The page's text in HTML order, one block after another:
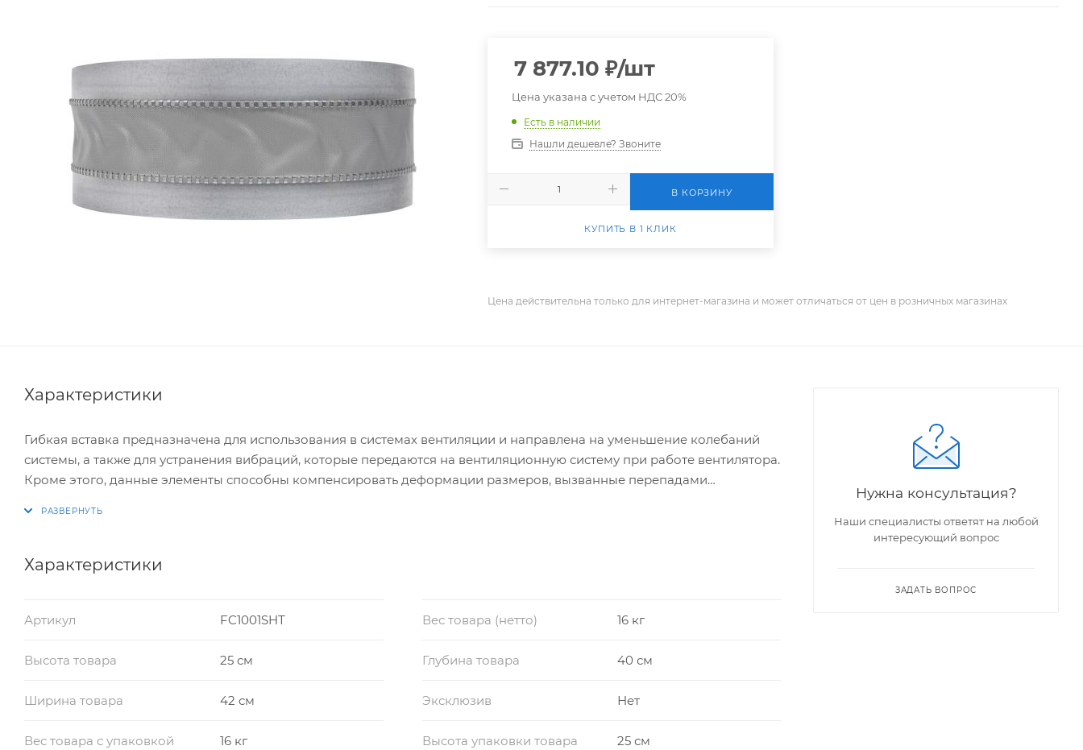
7 877.10 ₽/шт
Цена указана с учетом НДС 20%
Есть в наличии
Нашли дешевле? Звоните
В КОРЗИНУ
КУПИТЬ В 1 КЛИК
Цена действительна только для интернет-магазина и может отличаться от цен в розничных магазинах
Характеристики
Гибкая вставка предназначена для использования в системах вентиляции и направлена на уменьшение колебаний
системы, а также для устранения вибраций, которые передаются на вентиляционную систему при работе вентилятора.
Кроме этого, данные элементы способны компенсировать деформации размеров, вызванные перепадами
Характеристики
Артикул FC1001SHТ Вес товара (нетто) 16 кг
Высота товара 25 см Глубина товара 40 см
Ширина товара 42 см Эксклюзив Нет
Вес товара с упаковкой
16 кг Высота упаковки товара 25 см
Нужна консультация?
Наши специалисты ответят на любой
интересующий вопрос
ЗАДАТЬ ВОПРОС